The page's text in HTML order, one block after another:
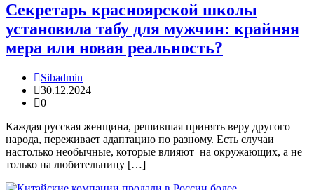
Секретарь красноярской школы
установила табу для мужчин: крайняя
мера или новая реальность?
Sibadmin
30.12.2024
0
Каждая русская женщина, решившая принять веру другого
народа, переживает адаптацию по разному. Есть случаи
настолько необычные, которые влияют на окружающих, а не
только на любительницу […]